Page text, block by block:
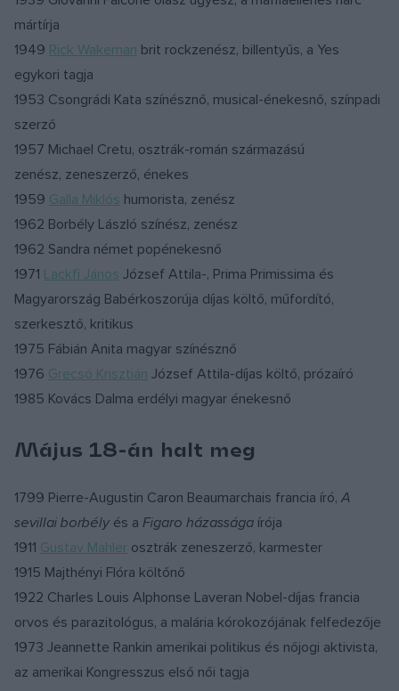
mártírja
1949 Rick Wakeman brit rockzenész, billentyűs, a Yes
egykori tagja
1953 Csongrádi Kata színésznő, musical-énekesnő, színpadi
szerző
1957 Michael Cretu, osztrák-román származású
zenész, zeneszerző, énekes
1959 Galla Miklós humorista, zenész
1962 Borbély László színész, zenész
1962 Sandra német popénekesnő
1971 Lackfi János József Attila-, Prima Primissima és
Magyarország Babérkoszorúja díjas költő, műfordító,
szerkesztő, kritikus
1975 Fábián Anita magyar színésznő
1976 Grecsó Krisztián József Attila-díjas költő, prózaíró
1985 Kovács Dalma erdélyi magyar énekesnő
Május 18-án halt meg
1799 Pierre-Augustin Caron Beaumarchais francia író,A
sevillai borbély és a Figaro házassága írója
1911 Gustav Mahler osztrák zeneszerző, karmester
1915 Majthényi Flóra költőnő
1922 Charles Louis Alphonse Laveran Nobel-díjas francia
orvos és parazitológus, a malária kórokozójának felfedezője
1973 Jeannette Rankin amerikai politikus és nőjogi aktivista,
az amerikai Kongresszus első női tagja